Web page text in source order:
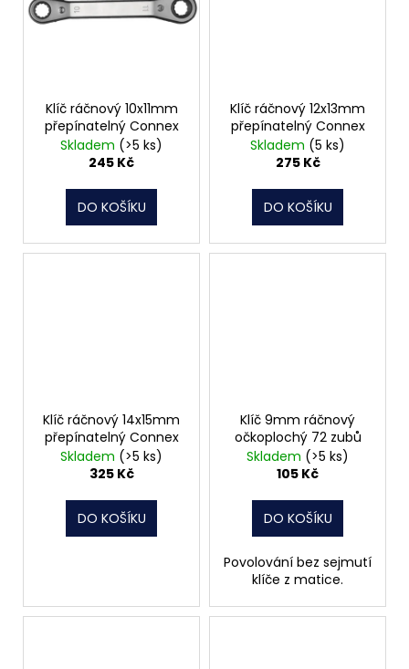
Klíč ráčnový 10x11mm
přepínatelný Connex
Skladem (>5 ks)
245 Kč
DO KOŠÍKU
Klíč ráčnový 12x13mm
přepínatelný Connex
Skladem (5 ks)
275 Kč
DO KOŠÍKU
Klíč ráčnový 14x15mm
přepínatelný Connex
Skladem (>5 ks)
325 Kč
DO KOŠÍKU
Klíč 9mm ráčnový
očkoplochý 72 zubů
Skladem (>5 ks)
105 Kč
DO KOŠÍKU
Povolování bez sejmutí
klíče z matice.